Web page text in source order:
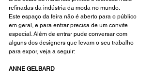
refinadas da indústria da moda no mundo.
Este espaço da feira não é aberto para o público
em geral, e para entrar precisa de um convite
especial. Além de entrar pude conversar com
alguns dos designers que levam o seu trabalho
para expor, veja a seguir:
ANNE GELBARD